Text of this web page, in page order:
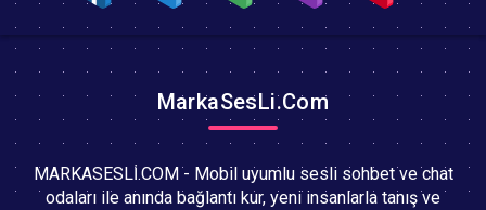
MarkaSesLi.Com
MARKASESLİ.COM - Mobil uyumlu sesli sohbet ve chat
odaları ile anında bağlantı kur, yeni insanlarla tanış ve